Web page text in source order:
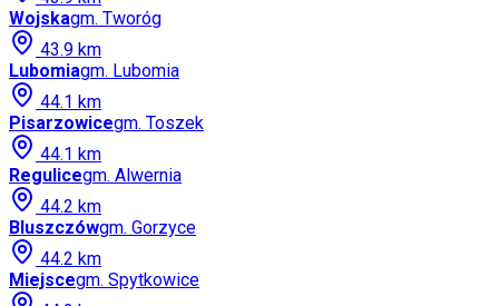
Wojskagm. Tworóg
43.9 km
Lubomiagm. Lubomia
44.1 km
Pisarzowicegm. Toszek
44.1 km
Regulicegm. Alwernia
44.2 km
Bluszczówgm. Gorzyce
44.2 km
Miejscegm. Spytkowice